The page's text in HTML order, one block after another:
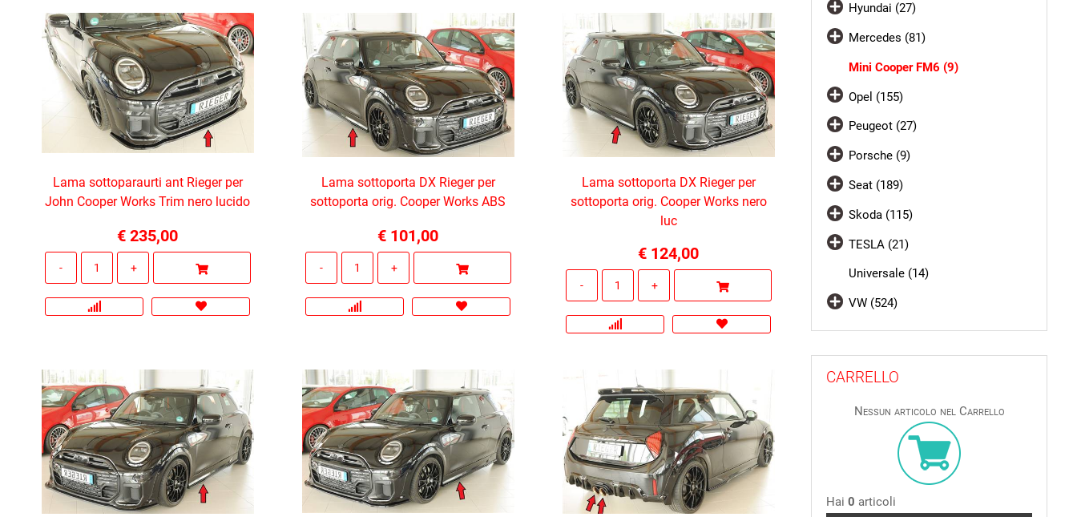
Lama sottoparaurti ant Rieger per
John Cooper Works Trim nero lucido
€ 235,00
Lama sottoporta DX Rieger per
sottoporta orig. Cooper Works ABS
€ 101,00
Lama sottoporta DX Rieger per
sottoporta orig. Cooper Works nero
luc
€ 124,00
Hyundai (27)
Mercedes (81)
Mini Cooper FM6 (9)
Opel (155)
Peugeot (27)
Porsche (9)
Seat (189)
Skoda (115)
TESLA (21)
Universale (14)
VW (524)
CARRELLO
Nessun articolo nel Carrello
Hai 0 articoli